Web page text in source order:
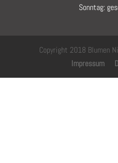
Sonntag:
Copyright 2018
Impressum